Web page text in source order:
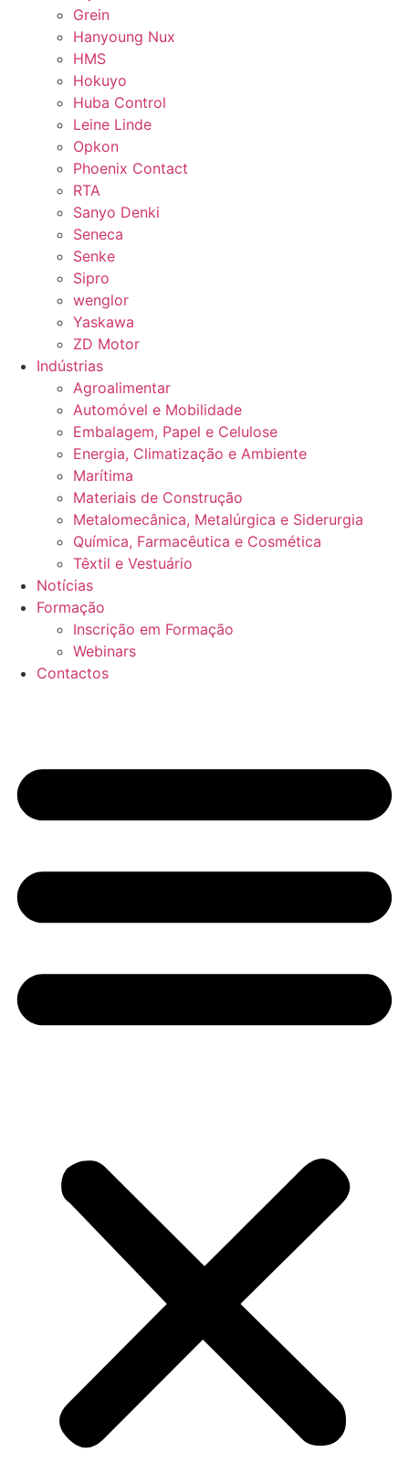
Grein
Hanyoung Nux
HMS
Hokuyo
Huba Control
Leine Linde
Opkon
Phoenix Contact
RTA
Sanyo Denki
Seneca
Senke
Sipro
wenglor
Yaskawa
ZD Motor
Indústrias
Agroalimentar
Automóvel e Mobilidade
Embalagem, Papel e Celulose
Energia, Climatização e Ambiente
Marítima
Materiais de Construção
Metalomecânica, Metalúrgica e Siderurgia
Química, Farmacêutica e Cosmética
Têxtil e Vestuário
Notícias
Formação
Inscrição em Formação
Webinars
Contactos